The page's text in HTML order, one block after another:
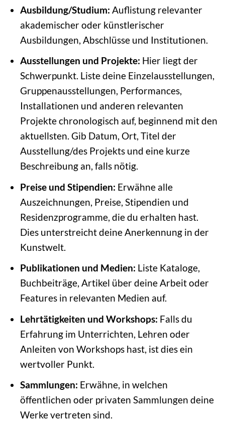
Ausbildung/Studium: Auflistung relevanter
akademischer oder künstlerischer
Ausbildungen, Abschlüsse und Institutionen.
Ausstellungen und Projekte: Hier liegt der
Schwerpunkt. Liste deine Einzelausstellungen,
Gruppenausstellungen, Performances,
Installationen und anderen relevanten
Projekte chronologisch auf, beginnend mit den
aktuellsten. Gib Datum, Ort, Titel der
Ausstellung/des Projekts und eine kurze
Beschreibung an, falls nötig.
Preise und Stipendien: Erwähne alle
Auszeichnungen, Preise, Stipendien und
Residenzprogramme, die du erhalten hast.
Dies unterstreicht deine Anerkennung in der
Kunstwelt.
Publikationen und Medien: Liste Kataloge,
Buchbeiträge, Artikel über deine Arbeit oder
Features in relevanten Medien auf.
Lehrtätigkeiten und Workshops: Falls du
Erfahrung im Unterrichten, Lehren oder
Anleiten von Workshops hast, ist dies ein
wertvoller Punkt.
Sammlungen: Erwähne, in welchen
öffentlichen oder privaten Sammlungen deine
Werke vertreten sind.